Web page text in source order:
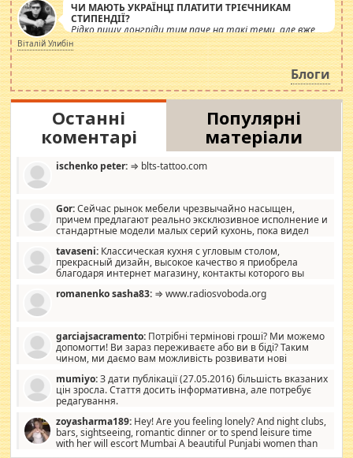
ЧИ МАЮТЬ УКРАЇНЦІ ПЛАТИТИ ТРІЄЧНИКАМ
СТИПЕНДІЇ?
Рідко пишу лонгріди тим паче на такі теми, але вже
просто дістало! Обурюють сьогоднішні інсенуації
навколо стипендіального питання. Штучно
роздувається ще одна соціальна катастрофа.
Віталій Улибін
Блоги
Останні
коментарі
Популярні
матеріали
ischenko peter: ⇒ blts-tattoo.com
Gor:Сейчас рынок мебели чрезвычайно насыщен,
причем предлагают реально эксклюзивное исполнение и
стандартные модели малых серий кухонь, пока видел
стандартные формы, в MebelOk, креативненько и что главное -
со вкусом все в порядке, без ненужных наворотов удорожающих
мебель, а это не последний фактор.
tavaseni: Классическая кухня с угловым столом,
прекрасный дизайн, высокое качество я приобрела
благодаря интернет магазину, контакты которого вы
romanenko sasha83: ⇒ www.radiosvoboda.org
garciajsacramento: Потрібні термінові гроші? Ми можемо
допомогти! Ви зараз переживаєте або ви в біді? Таким
чином, ми даємо вам можливість розвивати нові
допомагати людям, які намагаються дати їм шанс. Кожен
заслуговує на другий шанс, і, оскільки влада не зможе, вони
повинні приймати від інших. Для нас нема багато суми, і зрілість
витрат, а тільки узгоджених сум і нічого іншого. Не чекайте і не
коментуйте цей пост. Введіть суму, яку ви хочете подати, і ми
зв'яжемося з вами з усіма варіантами. зв'яжіться з нами
mumiyo:З дати публікації (27.05.2016) більшість вказаних
цін зросла. Стаття досить інформативна, але потребує
редагування.
zoyasharma189: Hey! Are you feeling lonely? And night clubs,
bars, sightseeing, romantic dinner or to spend leisure time
with her will escort Mumbai A beautiful Punjabi women than
sexy escort companion in arms that you guys feel like 5 star luxury